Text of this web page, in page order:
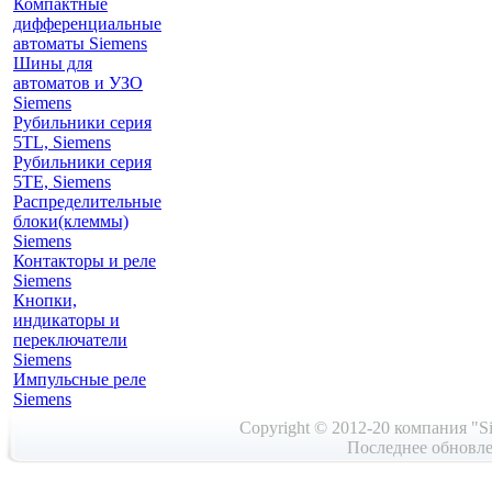
Компактные
дифференциальные
автоматы Siemens
Шины для
автоматов и УЗО
Siemens
Рубильники серия
5TL, Siemens
Рубильники серия
5TE, Siemens
Распределительные
блоки(клеммы)
Siemens
Контакторы и реле
Siemens
Кнопки,
индикаторы и
переключатели
Siemens
Импульсные реле
Siemens
Copyright © 2012-20 компания
Последнее